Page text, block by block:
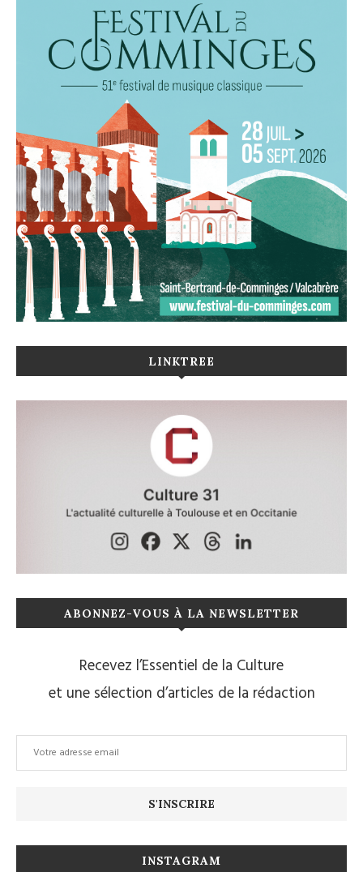
LINKTREE
ABONNEZ-VOUS À LA NEWSLETTER
Recevez l’Essentiel de la Culture
et une sélection d’articles de la rédaction
INSTAGRAM